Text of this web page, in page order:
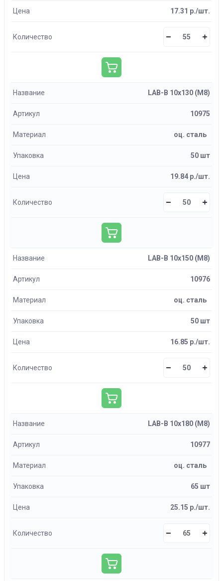
Цена 17.31 р./шт.
Количество
Название LAB-B 10х130 (М8)
Артикул 10975
Материал оц. сталь
Упаковка 50 шт
Цена 19.84 р./шт.
Количество
Название LAB-B 10х150 (М8)
Артикул 10976
Материал оц. сталь
Упаковка 50 шт
Цена 16.85 р./шт.
Количество
Название LAB-B 10х180 (М8)
Артикул 10977
Материал оц. сталь
Упаковка 65 шт
Цена 25.15 р./шт.
Количество